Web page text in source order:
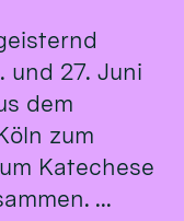
und 27. Juni
dem
zum
Katechese
...